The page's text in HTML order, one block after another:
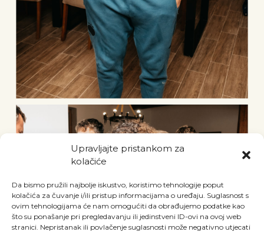
Upravljajte pristankom za
kolačiće
Da bismo pružili najbolje iskustvo, koristimo tehnologije poput
kolačića za čuvanje i/ili pristup informacijama o uređaju. Suglasnost s
ovim tehnologijama će nam omogućiti da obrađujemo podatke kao
što su ponašanje pri pregledavanju ili jedinstveni ID-ovi na ovoj web
stranici. Nepristanak ili povlačenje suglasnosti može negativno utjecati